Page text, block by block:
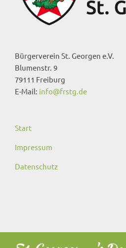
Bürgerverein St. Georgen e.V.
Blumenstr. 9
79111 Freiburg
E-Mail: info@frstg.de
Start
Impressum
Datenschutz